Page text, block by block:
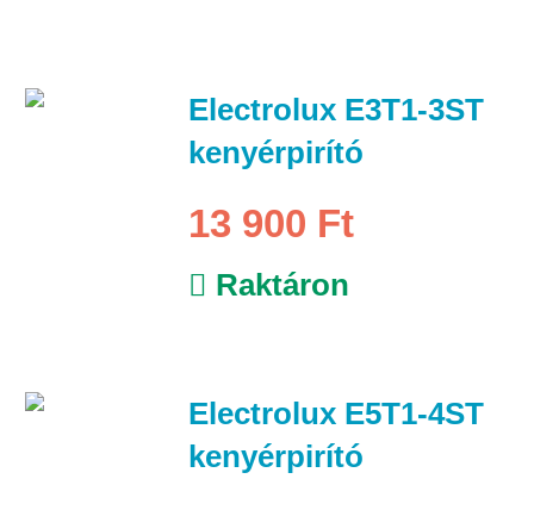
Electrolux E3T1-3ST
kenyérpirító
13 900 Ft
Raktáron
Electrolux E5T1-4ST
kenyérpirító